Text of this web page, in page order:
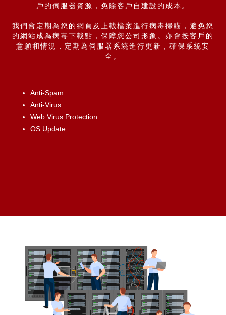
戶的伺服器資源，免除客戶自建設的成本。
我們會定期為您的網頁及上載檔案進行病毒掃瞄，避免您
的網站成為病毒下載點，保障您公司形象。亦會按客戶的
意願和情況，定期為伺服器系統進行更新，確保系統安
全。
Anti-Spam
Anti-Virus
Web Virus Protection
OS Update